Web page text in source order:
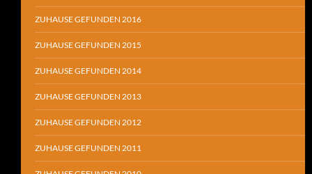
ZUHAUSE GEFUNDEN 2016
ZUHAUSE GEFUNDEN 2015
ZUHAUSE GEFUNDEN 2014
ZUHAUSE GEFUNDEN 2013
ZUHAUSE GEFUNDEN 2012
ZUHAUSE GEFUNDEN 2011